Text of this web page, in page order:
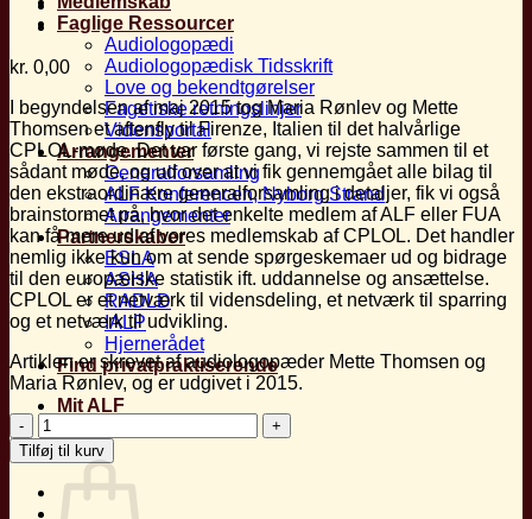
Faglige Ressourcer
Audiologopædi
Audiologopædisk Tidsskrift
Love og bekendtgørelser
Fagetiske retningslinjer
Vidensportal
Arrangementer
Generalforsamling
ALF Konferencen, Nyborg Strand
Arrangementer
Partnerskaber
ESLA
ASHA
RADLD
IALP
Hjernerådet
Find privatpraktiserende
Mit ALF
Kurv
kr. 0,00
I begyndelsen af maj 2015 tog Maria Rønlev og Mette
Thomsen et aftenfly til Firenze, Italien til det halvårlige
CPLOL-møde. Det var første gang, vi rejste sammen til et
sådant møde, og ud over at vi fik gennemgået alle bilag til
den ekstraordinære generalforsamling i detaljer, fik vi også
brainstormet på, hvor det enkelte medlem af ALF eller FUA
kan få mere ud af vores medlemskab af CPLOL. Det handler
nemlig ikke kun om at sende spørgeskemaer ud og bidrage
til den europæiske statistik ift. uddannelse og ansættelse.
CPLOL er et netværk til vidensdeling, et netværk til sparring
og et netværk til udvikling.
Artiklen er skrevet af audiologopæder Mette Thomsen og
Maria Rønlev, og er udgivet i 2015.
CPLOL-
møde
og
konference
antal
Tilføj til kurv